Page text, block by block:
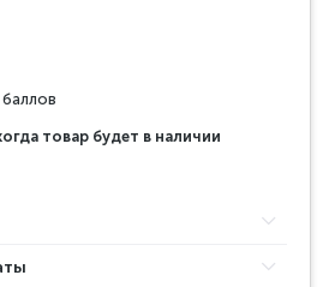
товар будет в наличии